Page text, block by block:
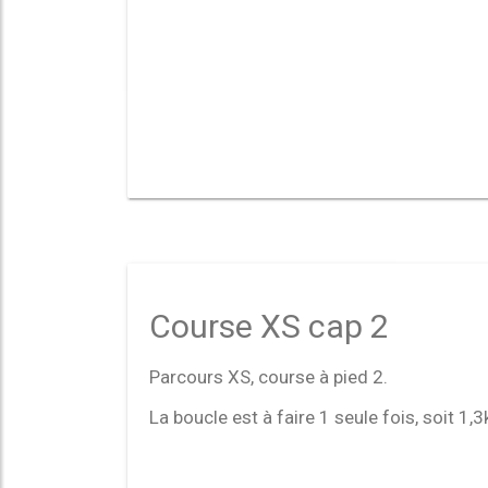
Course XS cap 2
Parcours XS, course à pied 2.
La boucle est à faire 1 seule fois, soit